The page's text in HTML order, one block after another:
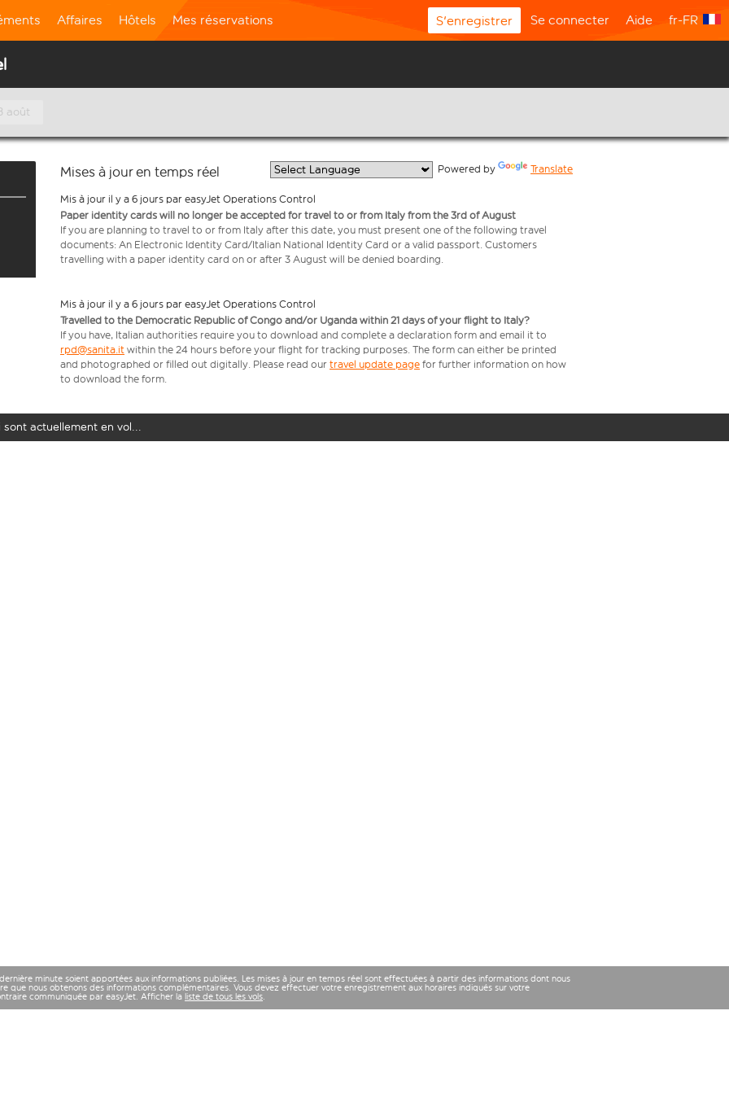
Affaires Hôtels Mes réservations S'enregistrer Se connecter Aide fr-FR
août
Mises à jour en temps réel Powered by Translate
Mis à jour il y a 6 jours par easyJet Operations Control
Paper identity cards will no longer be accepted for travel to or from Italy from the 3rd of August
If you are planning to travel to or from Italy after this date, you must present one of the following travel
documents: An Electronic Identity Card/Italian National Identity Card or a valid passport. Customers
travelling with a paper identity card on or after 3 August will be denied boarding.
Mis à jour il y a 6 jours par easyJet Operations Control
Travelled to the Democratic Republic of Congo and/or Uganda within 21 days of your flight to Italy?
If you have, Italian authorities require you to download and complete a declaration form and email it to
rpd@sanita.it within the 24 hours before your flight for tracking purposes. The form can either be printed
and photographed or filled out digitally. Please read our travel update page for further information on how
to download the form.
sont actuellement en vol...
minute soient apportées aux informations publiées. Les mises à jour en temps réel sont effectuées à partir des informations dont nous
que nous obtenons des informations complémentaires. Vous devez effectuer votre enregistrement aux horaires indiqués sur votre
communiquée par easyJet. Afficher la liste de tous les vols.